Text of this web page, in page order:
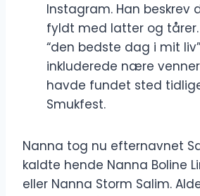
Instagram. Han beskrev
fyldt med latter og
“den bedste dag i mit
inkluderede nære
havde fundet sted
Smukfest.
Nanna tog nu efternavnet
kaldte hende Nanna Boline
eller Nanna Storm Salim.